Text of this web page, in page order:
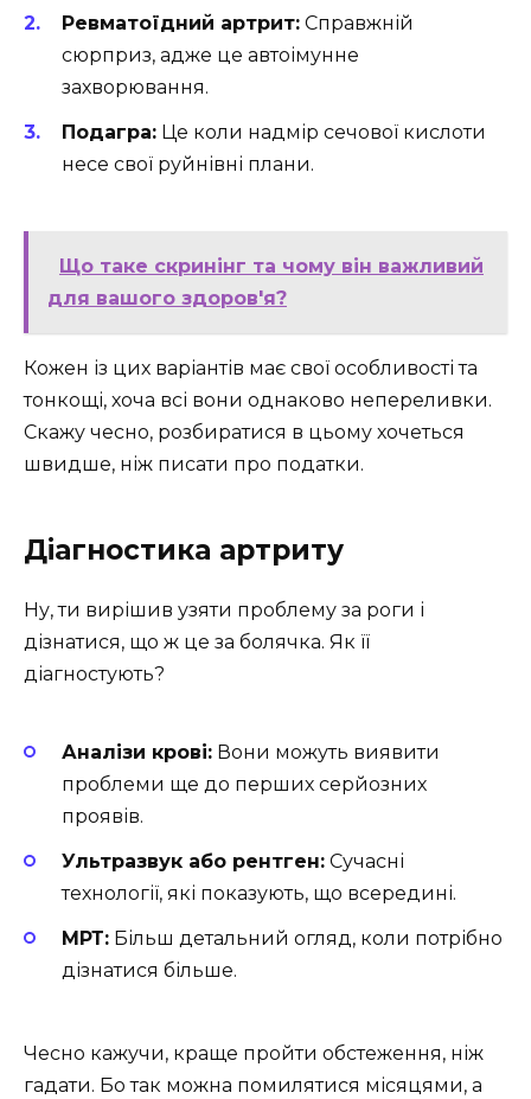
Ревматоїдний артрит: Справжній
сюрприз, адже це автоімунне
захворювання.
Подагра: Це коли надмір сечової кислоти
несе свої руйнівні плани.
Що таке скринінг та чому він важливий
для вашого здоров'я?
Кожен із цих варіантів має свої особливості та
тонкощі, хоча всі вони однаково непереливки.
Скажу чесно, розбиратися в цьому хочеться
швидше, ніж писати про податки.
Діагностика артриту
Ну, ти вирішив узяти проблему за роги і
дізнатися, що ж це за болячка. Як її
діагностують?
Аналізи крові: Вони можуть виявити
проблеми ще до перших серйозних
проявів.
Ультразвук або рентген: Сучасні
технології, які показують, що всередині.
МРТ: Більш детальний огляд, коли потрібно
дізнатися більше.
Чесно кажучи, краще пройти обстеження, ніж
гадати. Бо так можна помилятися місяцями, а